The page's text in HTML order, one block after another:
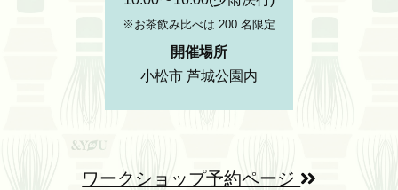
※お茶飲み比べは 200 名限定
開催場所
小松市 芦城公園内
ワークショップ予約ページ